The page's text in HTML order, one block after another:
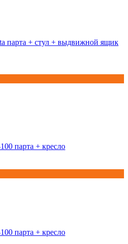
парта + стул + выдвижной ящик
парта + кресло
парта + кресло